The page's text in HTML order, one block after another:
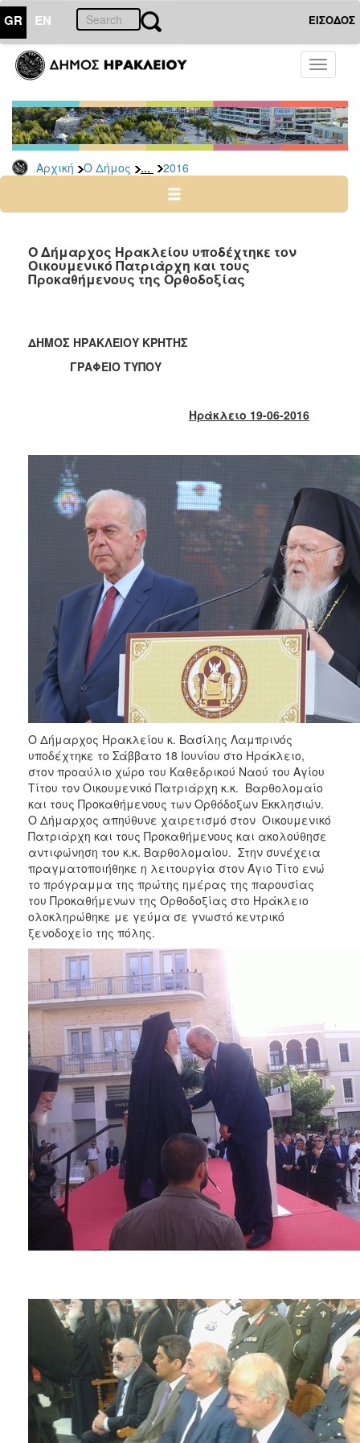
GR EN ΕΙΣΟΔΟΣ
Toggle
Αρχική Ο Δήμος ... 2016
ΔΗΜΟΣ
Δελτία
Τύπου
Αρχείο
2026
2024
2022
2021
2019
2018
2013
2012
2011
2010
2006
ΠΟΛΙΤΙΣΜΟΣ
ΑΝΘΕΚΤΙΚΗ
ΠΟΛΗ
Ο Δήμαρχος Ηρακλείου υποδέχτηκε τον
Οικουμενικό Πατριάρχη και τους
Προκαθήμενους της Ορθοδοξίας
ΔΗΜΟΣ ΗΡΑΚΛΕΙΟΥ ΚΡΗΤΗΣ
ΓΡΑΦΕΙΟ ΤΥΠΟΥ
Ηράκλειο 19-06-2016
Ο Δήμαρχος Ηρακλείου κ. Βασίλης Λαμπρινός
υποδέχτηκε το Σάββατο 18 Ιουνίου στο Ηράκλειο,
στον προαύλιο χώρο του Καθεδρικού Ναού του Αγίου
Τίτου τον Οικουμενικό Πατριάρχη κ.κ. Βαρθολομαίο
και τους Προκαθήμενους των Ορθόδοξων Εκκλησιών.
Ο Δήμαρχος απηύθυνε χαιρετισμό στον Οικουμενικό
Πατριάρχη και τους Προκαθήμενους και ακολούθησε
αντιφώνηση του κ.κ. Βαρθολομαίου. Στην συνέχεια
πραγματοποιήθηκε η λειτουργία στον Άγιο Τίτο ενώ
το πρόγραμμα της πρώτης ημέρας της παρουσίας
του Προκαθήμενων της Ορθοδοξίας στο Ηράκλειο
ολοκληρώθηκε με γεύμα σε γνωστό κεντρικό
ξενοδοχείο της πόλης.